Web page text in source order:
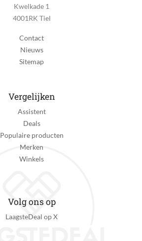
Kwelkade 1
4001RK Tiel
Contact
Nieuws
Sitemap
Vergelijken
Assistent
Deals
Populaire producten
Merken
Winkels
Volg ons op
LaagsteDeal op X